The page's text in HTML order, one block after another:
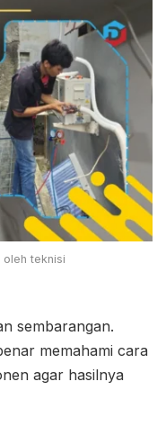
oleh teknisi
sembarangan.
memahami cara
agar hasilnya